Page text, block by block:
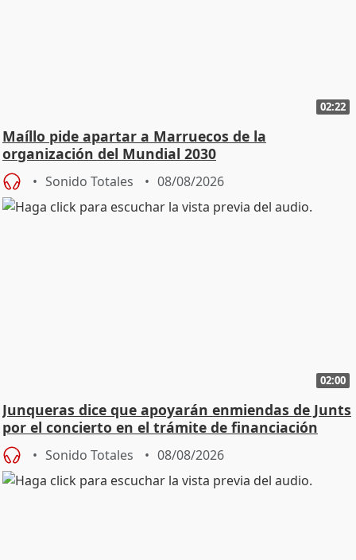
02:22
Maíllo pide apartar a Marruecos de la
organización del Mundial 2030
Sonido Totales 08/08/2026
02:00
Junqueras dice que apoyarán enmiendas de Junts
por el concierto en el trámite de financiación
Sonido Totales 08/08/2026